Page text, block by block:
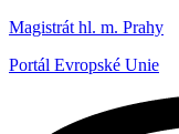
Magistrát hl. m. Prahy
Portál Evropské Unie